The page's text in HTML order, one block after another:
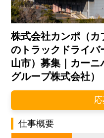
株式会社カンポ（カ
のトラックドライバ
山市）募集｜カー
グループ株式会社）
仕事概要